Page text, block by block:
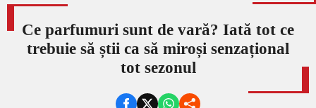
Ce parfumuri sunt de vară? Iată tot ce
trebuie să știi ca să miroși senzațional
tot sezonul